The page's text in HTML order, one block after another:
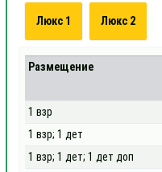
Люкс 1 Люкс 2
Размещение
1 взр
1 взр; 1 дет
1 взр; 1 дет; 1 дет доп